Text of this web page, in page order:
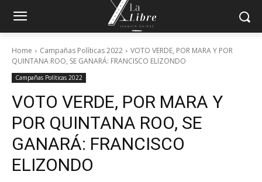
Home Campañas Políticas 2022
VOTO VERDE, POR MARA Y POR
QUINTANA ROO, SE GANARÁ: FRANCISCO ELIZONDO
Campañas Políticas 2022
VOTO VERDE, POR MARA Y
POR QUINTANA ROO, SE
GANARÁ: FRANCISCO
ELIZONDO